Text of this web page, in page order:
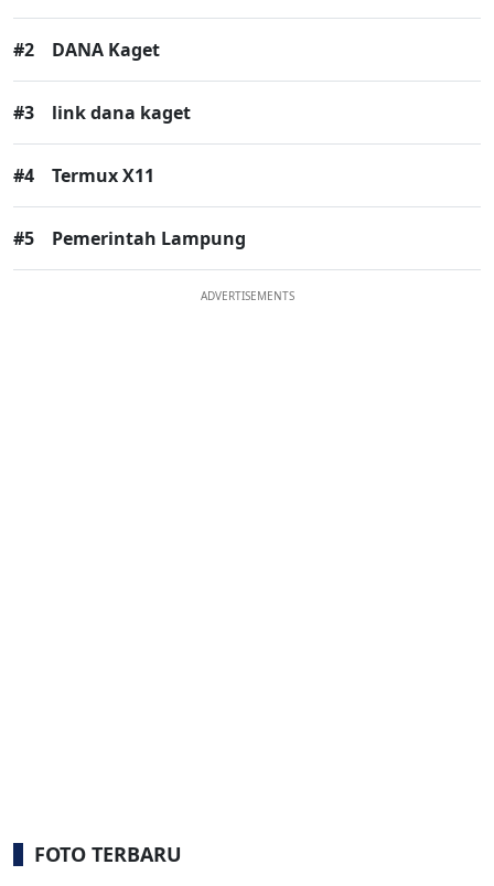
#2 DANA Kaget
#3 link dana kaget
#4 Termux X11
#5 Pemerintah Lampung
ADVERTISEMENTS
FOTO TERBARU